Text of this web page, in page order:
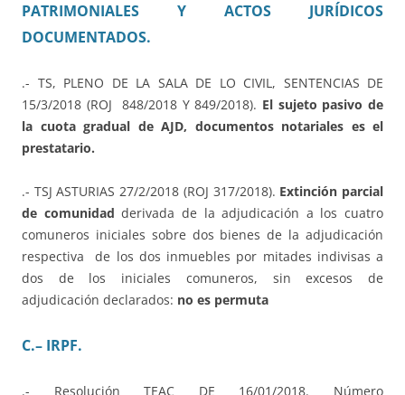
PATRIMONIALES Y ACTOS JURÍDICOS
DOCUMENTADOS.
.- TS, PLENO DE LA SALA DE LO CIVIL, SENTENCIAS DE
15/3/2018 (ROJ 848/2018 Y 849/2018). El sujeto pasivo de
la cuota gradual de AJD, documentos notariales es el
prestatario.
.- TSJ ASTURIAS 27/2/2018 (ROJ 317/2018). Extinción parcial
de comunidad derivada de la adjudicación a los cuatro
comuneros iniciales sobre dos bienes de la adjudicación
respectiva de los dos inmuebles por mitades indivisas a
dos de los iniciales comuneros, sin excesos de
adjudicación declarados: no es permuta
C.– IRPF.
.- Resolución TEAC DE 16/01/2018. Número